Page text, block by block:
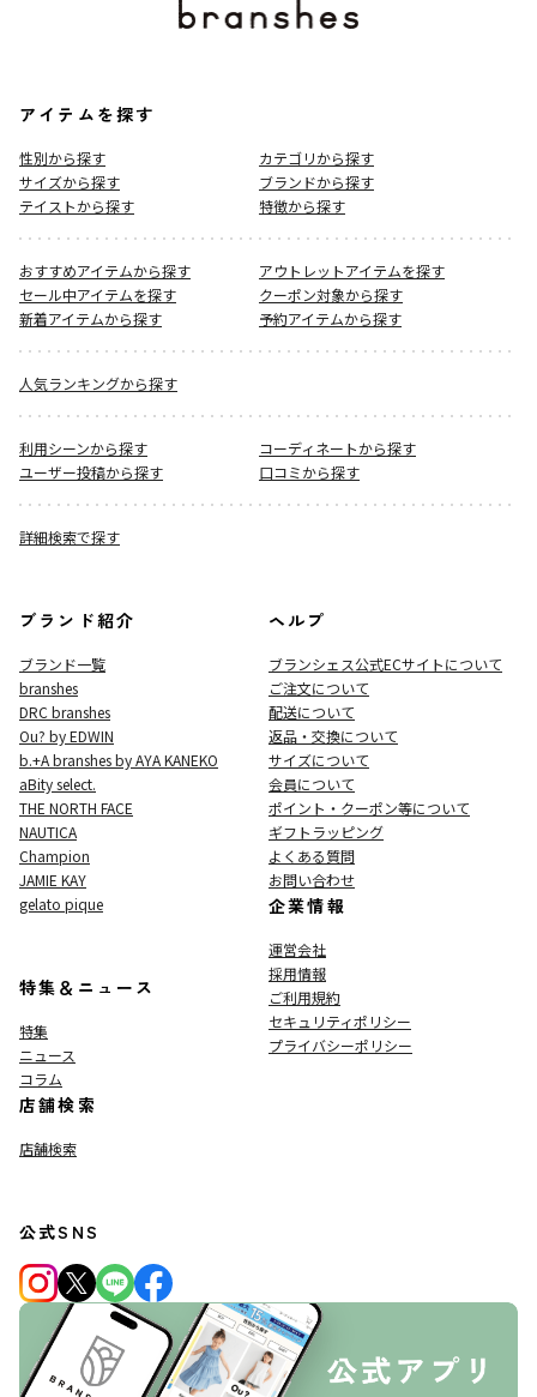
アイテムを探す
性別から探す
カテゴリから探す
サイズから探す
ブランドから探す
テイストから探す
特徴から探す
おすすめアイテムから探す
アウトレットアイテムを探す
セール中アイテムを探す
クーポン対象から探す
新着アイテムから探す
予約アイテムから探す
人気ランキングから探す
利用シーンから探す
コーディネートから探す
ユーザー投稿から探す
口コミから探す
詳細検索で探す
ブランド紹介
ブランド一覧
branshes
DRC branshes
Ou? by EDWIN
b.+A branshes by AYA KANEKO
aBity select.
THE NORTH FACE
NAUTICA
Champion
JAMIE KAY
gelato pique
特集＆ニュース
特集
ニュース
コラム
店舗検索
店舗検索
ヘルプ
ブランシェス公式ECサイトについて
ご注文について
配送について
返品・交換について
サイズについて
会員について
ポイント・クーポン等について
ギフトラッピング
よくある質問
お問い合わせ
企業情報
運営会社
採用情報
ご利用規約
セキュリティポリシー
プライバシーポリシー
公式SNS